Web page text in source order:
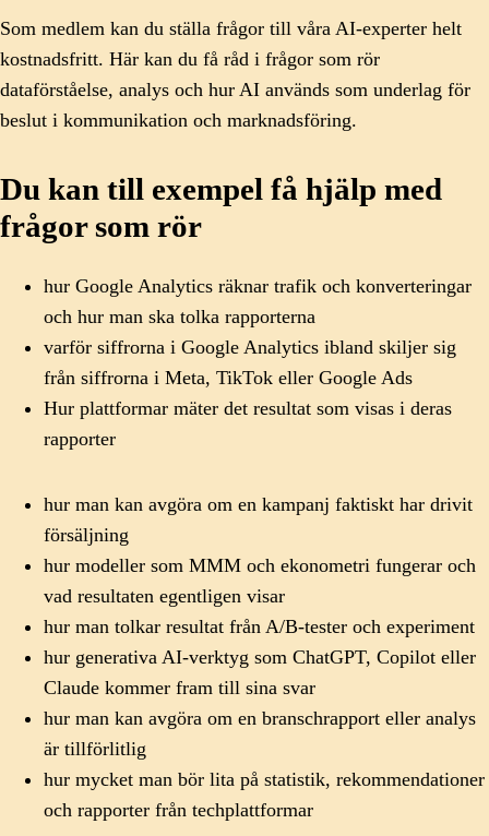
Som medlem kan du ställa frågor till våra AI-experter helt
kostnadsfritt. Här kan du få råd i frågor som rör
dataförståelse, analys och hur AI används som underlag för
beslut i kommunikation och marknadsföring.
Du kan till exempel få hjälp med
frågor som rör
hur Google Analytics räknar trafik och konverteringar
och hur man ska tolka rapporterna
varför siffrorna i Google Analytics ibland skiljer sig
från siffrorna i Meta, TikTok eller Google Ads
Hur plattformar mäter det resultat som visas i deras
rapporter
hur man kan avgöra om en kampanj faktiskt har drivit
försäljning
hur modeller som MMM och ekonometri fungerar och
vad resultaten egentligen visar
hur man tolkar resultat från A/B-tester och experiment
hur generativa AI-verktyg som ChatGPT, Copilot eller
Claude kommer fram till sina svar
hur man kan avgöra om en branschrapport eller analys
är tillförlitlig
hur mycket man bör lita på statistik, rekommendationer
och rapporter från techplattformar